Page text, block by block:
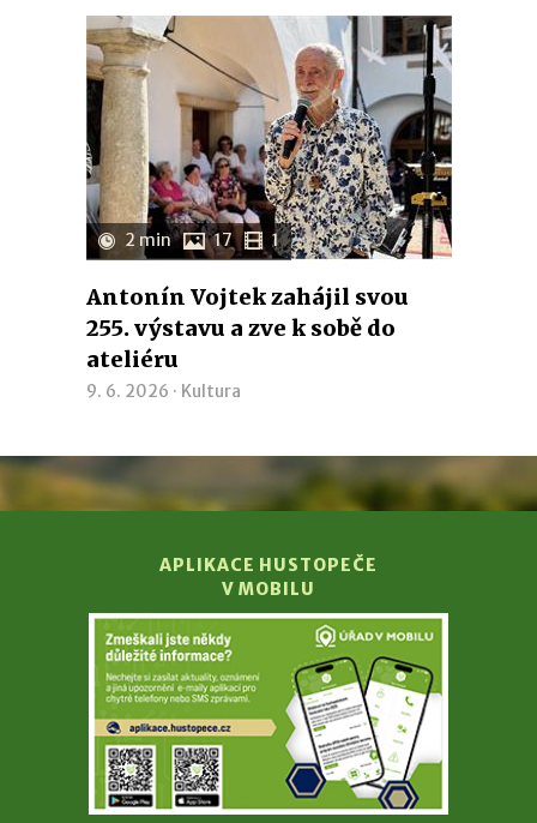
2 min 17 1
Antonín Vojtek zahájil svou
255. výstavu a zve k sobě do
ateliéru
9. 6. 2026 · Kultura
APLIKACE HUSTOPEČE
V MOBILU